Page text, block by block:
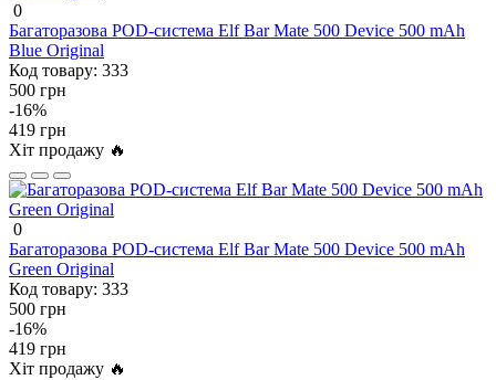
0
Багаторазова POD-система Elf Bar Mate 500 Device 500 mAh
Blue Original
Код товару: 333
500 грн
-16%
419 грн
Хіт продажу 🔥
0
Багаторазова POD-система Elf Bar Mate 500 Device 500 mAh
Green Original
Код товару: 333
500 грн
-16%
419 грн
Хіт продажу 🔥